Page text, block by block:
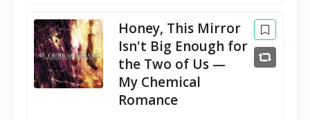
Honey, This Mirror
Isn't Big Enough for
the Two of Us —
My Chemical
Romance